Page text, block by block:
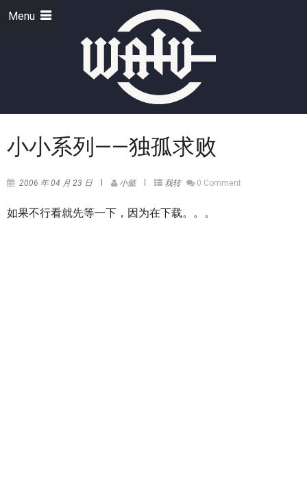
Menu
小小系列——独孤求败
2006 年 04 月 23 日 小懿 我转 0 Comment
如果不行看就先等一下，因为在下载。。。